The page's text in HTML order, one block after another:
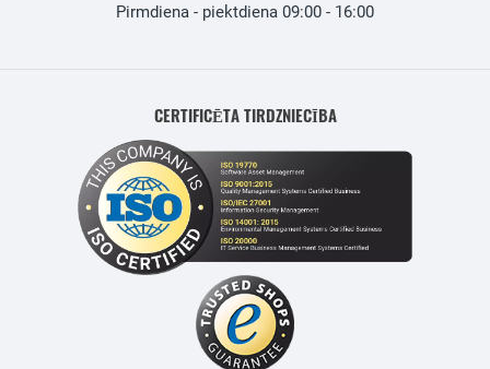
Pirmdiena - piektdiena 09:00 - 16:00
CERTIFICĒTA TIRDZNIECĪBA